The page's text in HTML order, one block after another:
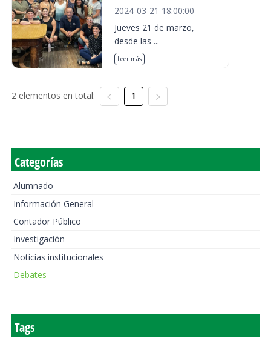
2024-03-21 18:00:00
Jueves 21 de marzo,
desde las ...
Leer más
2 elementos en total: 1
Categorías
Alumnado
Información General
Contador Público
Investigación
Noticias institucionales
Debates
Tags